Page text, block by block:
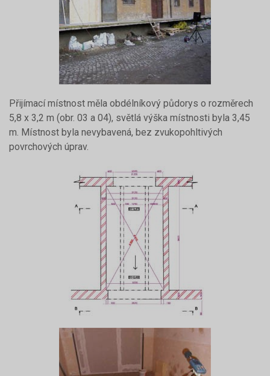
Přijímací místnost měla obdélníkový půdorys o rozměrech
5,8 x 3,2 m (obr. 03 a 04), světlá výška místnosti byla 3,45
m. Místnost byla nevybavená, bez zvukopohltivých
povrchových úprav.